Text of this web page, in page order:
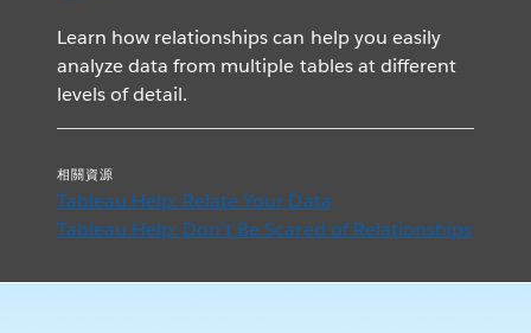
Learn how relationships can help you easily
analyze data from multiple tables at different
levels of detail.
相關資源
Tableau Help: Relate Your Data
Tableau Help: Don’t Be Scared of Relationships